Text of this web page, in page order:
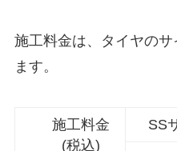
施工料金は、タイヤの
ます。
施工料金
(税込)
SS